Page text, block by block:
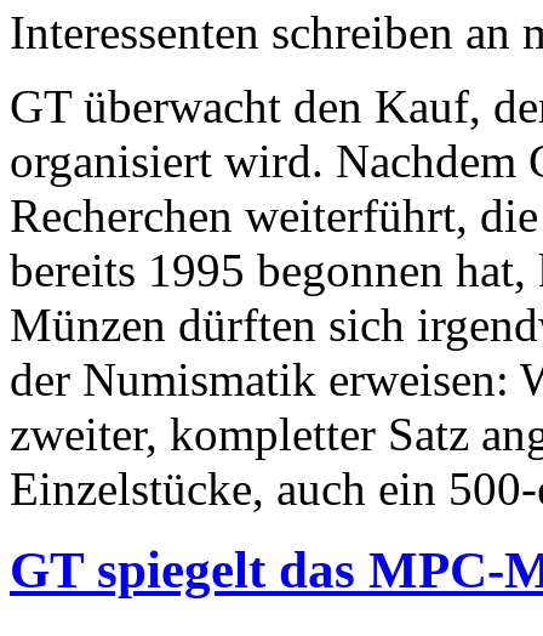
Interessenten schreiben
GT überwacht den Kauf,
organisiert wird. Nachdem
Recherchen weiterführt,
bereits 1995 begonnen
Münzen dürften sich
der Numismatik erweisen:
zweiter, kompletter Satz
Einzelstücke, auch ein
GT spiegelt das MPC-